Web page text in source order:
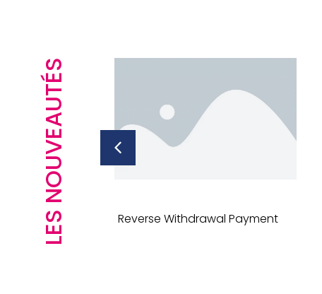
LES NOUVEAUTÉS
OTTOFOND
Reverse Withdrawal Payment